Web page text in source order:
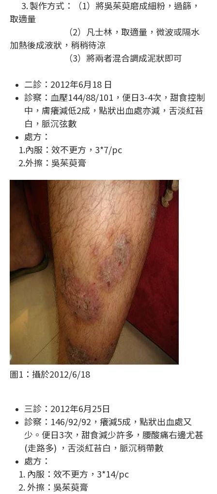
3.製作方式：（1）將吳茱萸磨成細粉，過篩，
取適量
（2）凡士林，取適量，微波或隔水
加熱後成液狀，稍稍待涼
（3）將兩者混合調成泥狀即可
二診：2012年6月18 日
診察：血壓144/88/101，便日3-4次，甜食控制
中，膚癢減低2成，點狀出血處亦減，舌淡紅苔
白，脈沉弦數
處方：
1.內服：效不更方，3*7/pc
2.外擦：吳茱萸膏
圖1：攝於2012/6/18
三診：2012年6月25日
診察：146/92/92，癢減5成，點狀出血處又
少。便日3次，甜食減少許多，腰酸痛右邊尤甚
(走路多) ，舌淡紅苔白，脈沉稍帶數
處方：
1. 內服：效不更方，3*14/pc
2. 外擦：吳茱萸膏